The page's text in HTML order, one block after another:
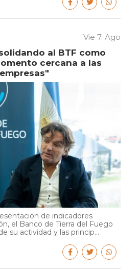
Vie 7. Ago
al BTF como
cercana a las
de indicadores
el Banco de Tierra del Fuego
su actividad y las princip...